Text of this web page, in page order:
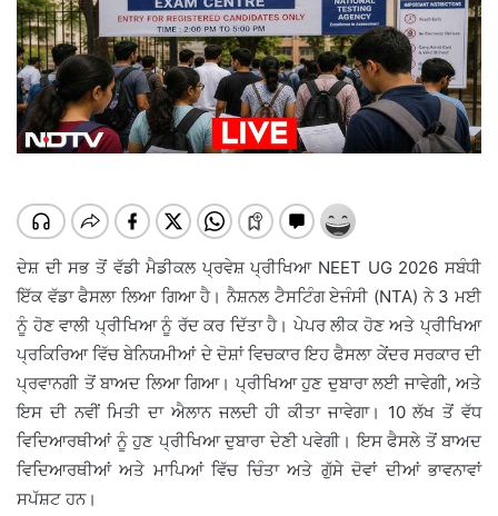
ਦੇਸ਼ ਦੀ ਸਭ ਤੋਂ ਵੱਡੀ ਮੈਡੀਕਲ ਪ੍ਰਵੇਸ਼ ਪ੍ਰੀਖਿਆ NEET UG 2026 ਸਬੰਧੀ
ਇੱਕ ਵੱਡਾ ਫੈਸਲਾ ਲਿਆ ਗਿਆ ਹੈ। ਨੈਸ਼ਨਲ ਟੈਸਟਿੰਗ ਏਜੰਸੀ (NTA) ਨੇ 3 ਮਈ
ਨੂੰ ਹੋਣ ਵਾਲੀ ਪ੍ਰੀਖਿਆ ਨੂੰ ਰੱਦ ਕਰ ਦਿੱਤਾ ਹੈ। ਪੇਪਰ ਲੀਕ ਹੋਣ ਅਤੇ ਪ੍ਰੀਖਿਆ
ਪ੍ਰਕਿਰਿਆ ਵਿੱਚ ਬੇਨਿਯਮੀਆਂ ਦੇ ਦੋਸ਼ਾਂ ਵਿਚਕਾਰ ਇਹ ਫੈਸਲਾ ਕੇਂਦਰ ਸਰਕਾਰ ਦੀ
ਪ੍ਰਵਾਨਗੀ ਤੋਂ ਬਾਅਦ ਲਿਆ ਗਿਆ। ਪ੍ਰੀਖਿਆ ਹੁਣ ਦੁਬਾਰਾ ਲਈ ਜਾਵੇਗੀ, ਅਤੇ
ਇਸ ਦੀ ਨਵੀਂ ਮਿਤੀ ਦਾ ਐਲਾਨ ਜਲਦੀ ਹੀ ਕੀਤਾ ਜਾਵੇਗਾ। 10 ਲੱਖ ਤੋਂ ਵੱਧ
ਵਿਦਿਆਰਥੀਆਂ ਨੂੰ ਹੁਣ ਪ੍ਰੀਖਿਆ ਦੁਬਾਰਾ ਦੇਣੀ ਪਵੇਗੀ। ਇਸ ਫੈਸਲੇ ਤੋਂ ਬਾਅਦ
ਵਿਦਿਆਰਥੀਆਂ ਅਤੇ ਮਾਪਿਆਂ ਵਿੱਚ ਚਿੰਤਾ ਅਤੇ ਗੁੱਸੇ ਦੋਵਾਂ ਦੀਆਂ ਭਾਵਨਾਵਾਂ
ਸਪੱਸ਼ਟ ਹਨ।